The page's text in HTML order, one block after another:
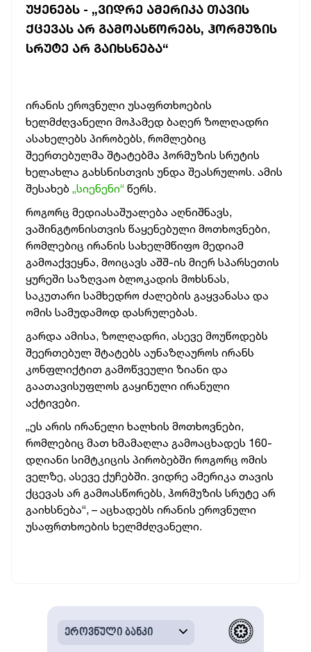
ᲣᲧᲔᲜᲔᲑᲡ - „ᲕᲘᲓᲠᲔ ᲐᲛᲔᲠᲘᲙᲐ ᲗᲐᲕᲘᲡ
ᲥᲪᲔᲕᲐᲡ ᲐᲠ ᲒᲐᲛᲝᲐᲡᲬᲝᲠᲔᲑᲡ, ᲰᲝᲠᲛᲣᲖᲘᲡ
ᲡᲠᲣᲢᲔ ᲐᲠ ᲒᲐᲘᲮᲡᲜᲔᲑᲐ“
ირანის ეროვნული უსაფრთხოების
ხელმძღვანელი მოჰამედ ბაღერ ზოლღადრი
ასახელებს პირობებს, რომლებიც
შეერთებულმა შტატებმა ჰორმუზის სრუტის
ხელახლა გახსნისთვის უნდა შეასრულოს. ამის
შესახებ „სიენენი“ წერს.
როგორც მედიასაშუალება აღნიშნავს,
ვაშინგტონისთვის წაყენებული მოთხოვნები,
რომლებიც ირანის სახელმწიფო მედიამ
გამოაქვეყნა, მოიცავს აშშ-ის მიერ სპარსეთის
ყურეში საზღვაო ბლოკადის მოხსნას,
საკუთარი სამხედრო ძალების გაყვანასა და
ომის სამუდამოდ დასრულებას.
გარდა ამისა, ზოლღადრი, ასევე მოუწოდებს
შეერთებულ შტატებს აუნაზღაუროს ირანს
კონფლიქტით გამოწვეული ზიანი და
გაათავისუფლოს გაყინული ირანული
აქტივები.
„ეს არის ირანელი ხალხის მოთხოვნები,
რომლებიც მათ ხმამაღლა გამოაცხადეს 160-
დღიანი სიმტკიცის პირობებში როგორც ომის
ველზე, ასევე ქუჩებში. ვიდრე ამერიკა თავის
ქცევას არ გამოასწორებს, ჰორმუზის სრუტე არ
გაიხსნება“, – აცხადებს ირანის ეროვნული
უსაფრთხოების ხელმძღვანელი.